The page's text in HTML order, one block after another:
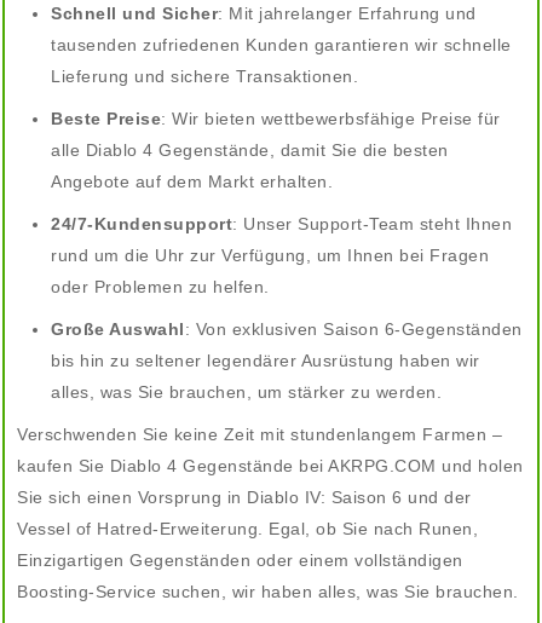
Schnell und Sicher: Mit jahrelanger Erfahrung und
tausenden zufriedenen Kunden garantieren wir schnelle
Lieferung und sichere Transaktionen.
Beste Preise: Wir bieten wettbewerbsfähige Preise für
alle Diablo 4 Gegenstände, damit Sie die besten
Angebote auf dem Markt erhalten.
24/7-Kundensupport: Unser Support-Team steht Ihnen
rund um die Uhr zur Verfügung, um Ihnen bei Fragen
oder Problemen zu helfen.
Große Auswahl: Von exklusiven Saison 6-Gegenständen
bis hin zu seltener legendärer Ausrüstung haben wir
alles, was Sie brauchen, um stärker zu werden.
Verschwenden Sie keine Zeit mit stundenlangem Farmen –
kaufen Sie Diablo 4 Gegenstände bei AKRPG.COM und holen
Sie sich einen Vorsprung in Diablo IV: Saison 6 und der
Vessel of Hatred-Erweiterung. Egal, ob Sie nach Runen,
Einzigartigen Gegenständen oder einem vollständigen
Boosting-Service suchen, wir haben alles, was Sie brauchen.